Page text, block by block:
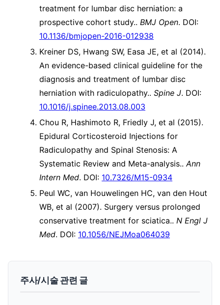
treatment for lumbar disc herniation: a
prospective cohort study.. BMJ Open. DOI:
10.1136/bmjopen-2016-012938
Kreiner DS, Hwang SW, Easa JE, et al (2014).
An evidence-based clinical guideline for the
diagnosis and treatment of lumbar disc
herniation with radiculopathy.. Spine J. DOI:
10.1016/j.spinee.2013.08.003
Chou R, Hashimoto R, Friedly J, et al (2015).
Epidural Corticosteroid Injections for
Radiculopathy and Spinal Stenosis: A
Systematic Review and Meta-analysis.. Ann
Intern Med. DOI: 10.7326/M15-0934
Peul WC, van Houwelingen HC, van den Hout
WB, et al (2007). Surgery versus prolonged
conservative treatment for sciatica.. N Engl J
Med. DOI: 10.1056/NEJMoa064039
주사/시술 관련 글